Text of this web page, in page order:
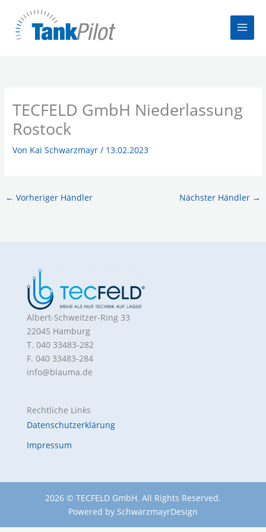
Inhalt
springen
TECFELD GmbH Niederlassung
Rostock
Von Kai Schwarzmayr/ 13.02.2023
← Vorheriger Händler Nächster Händler →
Albert-Schweitzer-Ring 33
22045 Hamburg
T. 040 33483-282
F. 040 33483-284
info@blauma.de
Rechtliche Links
Datenschutzerklärung
Impressum
2026 © TECFELD GmbH. All Rights Reserved.
Powered by SchwarzmayrDesign